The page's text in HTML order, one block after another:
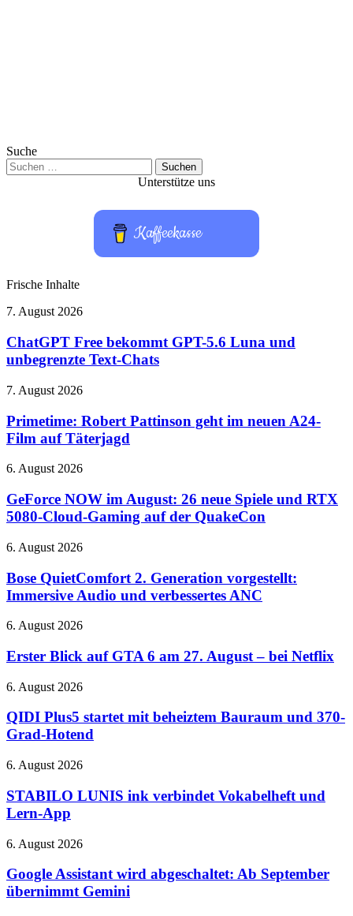
Suche
Suchen
nach:
Unterstütze uns
Kaffeekasse
Frische Inhalte
ChatGPT
bekommt
GPT-
5.6
und
Text-
Chats
7. August 2026
ChatGPT Free bekommt GPT-5.6 Luna und
unbegrenzte Text-Chats
Primetime:
Pattinson
geht
im
A24-
auf
Täterjagd
7. August 2026
Primetime: Robert Pattinson geht im neuen A24-
Film auf Täterjagd
GeForce
im
August:
26
Spiele
RTX
5080-
Gaming
der
QuakeCon
6. August 2026
GeForce NOW im August: 26 neue Spiele und RTX
5080-Cloud-Gaming auf der QuakeCon
Bose
2.
Generation
vorgestellt:
Audio
verbessertes
6. August 2026
Bose QuietComfort 2. Generation vorgestellt:
Immersive Audio und verbessertes ANC
Erster
auf
GTA
6
am
27.
August
–
Netflix
6. August 2026
Erster Blick auf GTA 6 am 27. August – bei Netflix
QIDI
startet
mit
beheiztem
und
Grad-
Hotend
6. August 2026
QIDI Plus5 startet mit beheiztem Bauraum und 370-
Grad-Hotend
STABILO
ink
verbindet
Vokabelheft
Lern-
6. August 2026
STABILO LUNIS ink verbindet Vokabelheft und
Lern-App
Google
wird
abgeschaltet:
Ab
6. August 2026
Google Assistant wird abgeschaltet: Ab September
übernimmt Gemini